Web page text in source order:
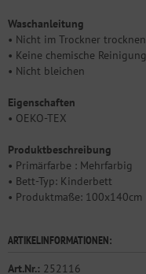
Waschanleitung
• Nicht im Trockner trocknen
• Keine chemische Reinigung
• Nicht bleichen
Eigenschaften
• OEKO-TEX
Produktbeschreibung
• Primärfarbe : Mehrfarbig
• Bett-Typ: Kinderbett
• Produktmaße: 100x140cm
ARTIKELINFORMATIONEN:
Art.Nr.: 252116